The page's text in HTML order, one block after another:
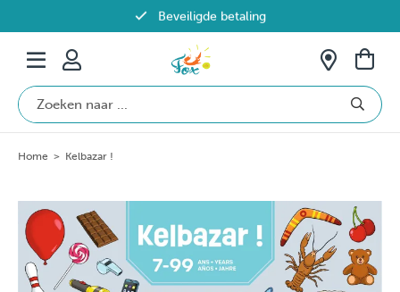
Beveiligde betaling
Gratis verzending vanaf €69 in België
Home > Kelbazar !